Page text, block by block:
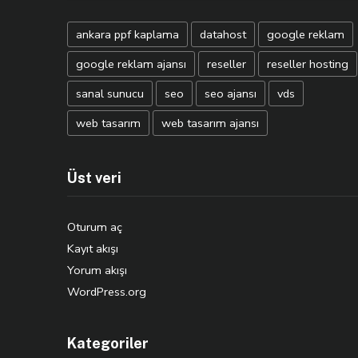
ankara ppf kaplama datahost
google reklam
google reklam ajansı
reseller
reseller hosting
sanal sunucu
seo seo ajansı
vds
web tasarım
web tasarım ajansı
Üst veri
Oturum aç
Kayıt akışı
Yorum akışı
WordPress.org
Kategoriler